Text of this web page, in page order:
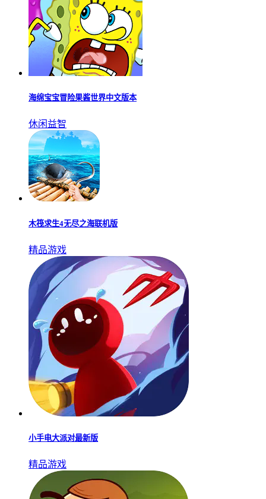
海绵宝宝冒险果酱世界中文版本
休闲益智
木筏求生4无尽之海联机版
精品游戏
小手电大派对最新版
精品游戏